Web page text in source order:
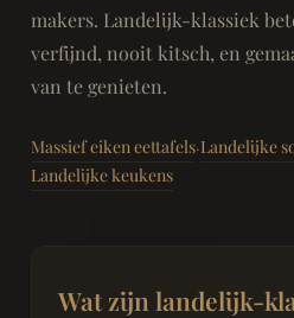
makers. Landelijk-klassiek
verfijnd, nooit kitsch, en
van te genieten.
Massief eiken eettafels·Landelijke
Landelijke keukens
Wat zijn landelijk-